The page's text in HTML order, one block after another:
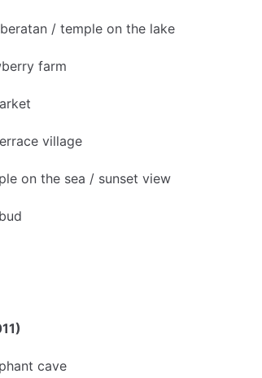
/ temple on the lake
farm
village
on the sea / sunset view
cave